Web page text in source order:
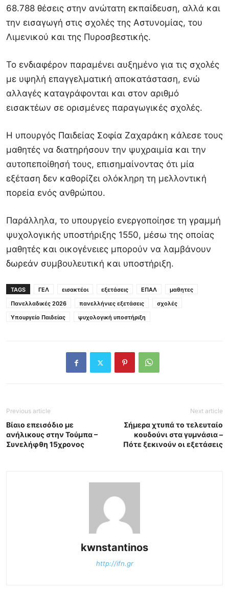
68.788 θέσεις στην ανώτατη εκπαίδευση, αλλά και
την εισαγωγή στις σχολές της Αστυνομίας, του
Λιμενικού και της Πυροσβεστικής.
Το ενδιαφέρον παραμένει αυξημένο για τις σχολές
με υψηλή επαγγελματική αποκατάσταση, ενώ
αλλαγές καταγράφονται και στον αριθμό
εισακτέων σε ορισμένες παραγωγικές σχολές.
Η υπουργός Παιδείας Σοφία Ζαχαράκη κάλεσε τους
μαθητές να διατηρήσουν την ψυχραιμία και την
αυτοπεποίθησή τους, επισημαίνοντας ότι μία
εξέταση δεν καθορίζει ολόκληρη τη μελλοντική
πορεία ενός ανθρώπου.
Παράλληλα, το υπουργείο ενεργοποίησε τη γραμμή
ψυχολογικής υποστήριξης 1550, μέσω της οποίας
μαθητές και οικογένειες μπορούν να λαμβάνουν
δωρεάν συμβουλευτική και υποστήριξη.
TAGS ΓΕΛ εισακτέοι εξετάσεις ΕΠΑΛ
μαθητες
Πανελλαδικές 2026
πανελλήνιες εξετάσεις
σχολές
Υπουργείο Παιδείας
ψυχολογική υποστήριξη
Previous article
Βίαιο επεισόδιο με
ανήλικους στην Τούμπα –
Συνελήφθη 15χρονος
Next article
Σήμερα χτυπά το τελευταίο
κουδούνι στα γυμνάσια –
Πότε ξεκινούν οι εξετάσεις
kwnstantinos
http://ifn.gr